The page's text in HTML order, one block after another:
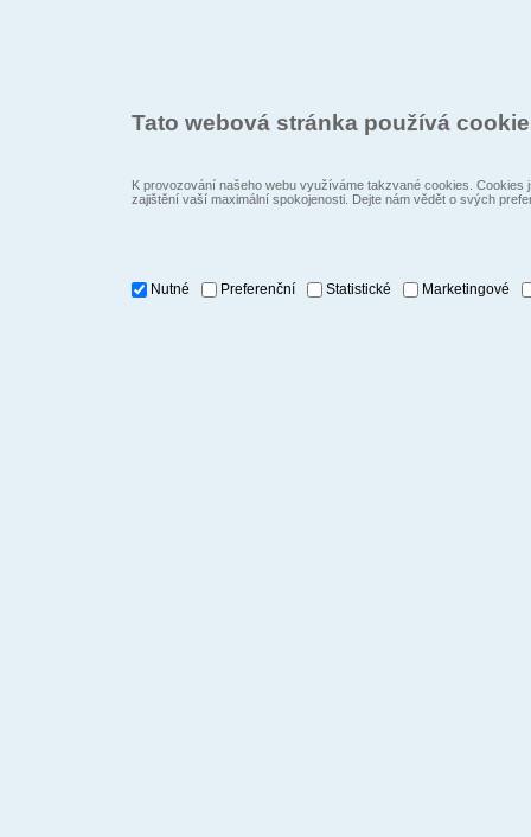
Tato webová stránka používá
K provozování našeho webu využíváme takzvané cookies.
zajištění vaší maximální spokojenosti. Dejte nám vědět o svých
Nutné Preferenční Statistické Marketingové